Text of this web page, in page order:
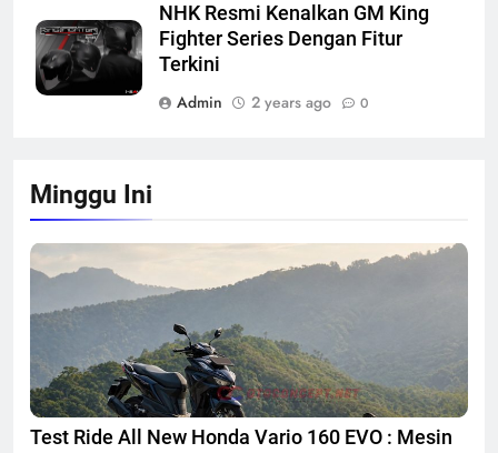
NHK Resmi Kenalkan GM King
Fighter Series Dengan Fitur
Terkini
Admin
2 years ago 0
Minggu Ini
Test Ride All New Honda Vario 160 EVO : Mesin